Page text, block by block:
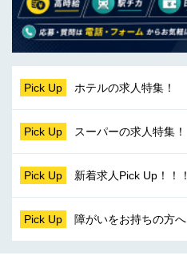
Pick Up ホテルの求人特集！
Pick Up スーパーの求人特集！
Pick Up 新着求人Pick Up！！！
Pick Up 障がいをお持ちの方へ